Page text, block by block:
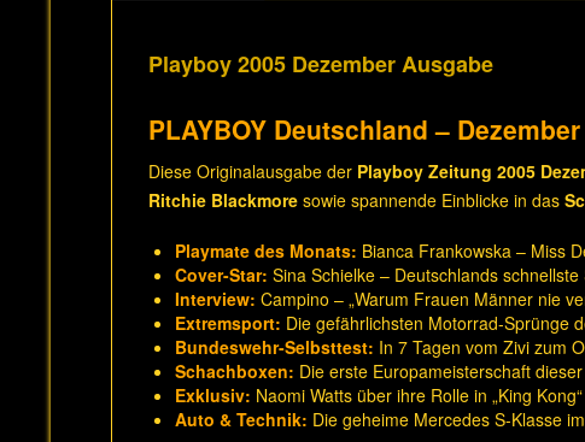
Playboy 2005 Dezember Ausgabe
PLAYBOY Deutschland –
Diese Originalausgabe der Playboy Zeitung 2005
Ritchie Blackmore sowie spannende Einblicke in das
Playmate des Monats: Bianca Frankowska – Miss
Cover-Star: Sina Schielke – Deutschlands schnellste
Interview: Campino – „Warum Frauen Männer nie
Extremsport: Die gefährlichsten Motorrad-Sprünge
Bundeswehr-Selbsttest: In 7 Tagen vom Zivi zum
Schachboxen: Die erste Europameisterschaft
Exklusiv: Naomi Watts über ihre Rolle in „King Kong“
Auto & Technik: Die geheime Mercedes S-Klasse